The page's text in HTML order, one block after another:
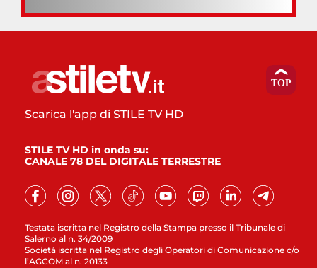
Testata iscritta nel Registro della Stampa presso il Tribunale di
Salerno al n. 34/2009
Società iscritta nel Registro degli Operatori di Comunicazione c/o
l’AGCOM al n. 20133
Scarica l'app di STILE TV HD
STILE TV HD in onda su:
CANALE 78 DEL DIGITALE TERRESTRE